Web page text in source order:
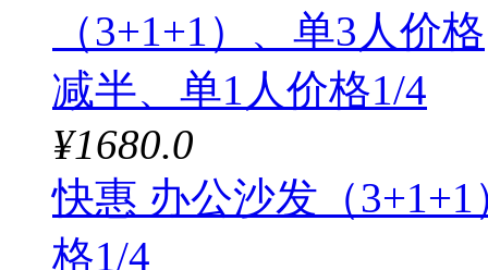
¥1680.0
快惠 办公沙发（
格1/4